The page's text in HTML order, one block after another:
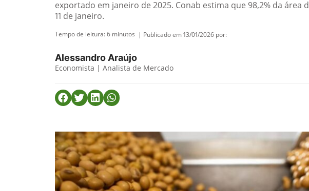
exportado em janeiro de 2025. Conab estima que 98,2% da área
11 de janeiro.
Tempo de leitura:6 minutos | Publicado em 13/01/2026 por:
Alessandro Araújo
Economista | Analista de Mercado